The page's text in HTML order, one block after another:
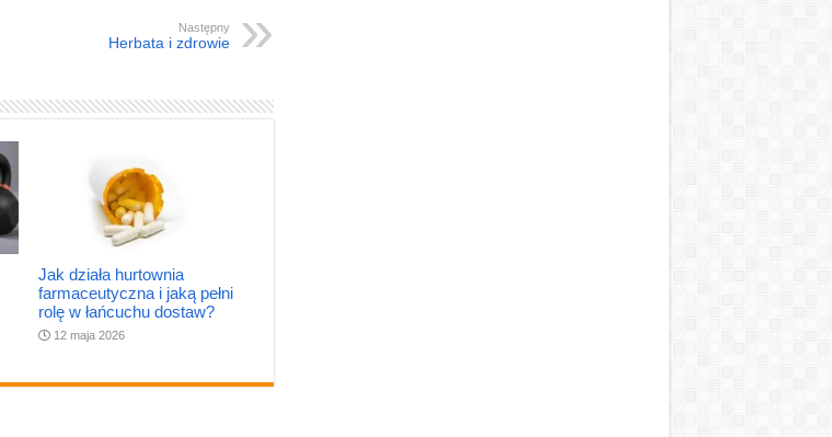
Następny
Herbata i zdrowie
Jak działa hurtownia
farmaceutyczna i jaką pełni
rolę w łańcuchu dostaw?
12 maja 2026